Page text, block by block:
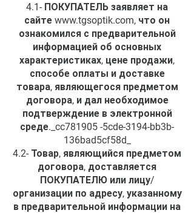
4.1- ПОКУПАТЕЛЬ заявляет на
сайте www.tgsoptik.com, что он
ознакомился с предварительной
информацией об основных
характеристиках, цене продажи,
способе оплаты и доставке
товара, являющегося предметом
договора, и дал необходимое
подтверждение в электронной
среде._cc781905 -5cde-3194-bb3b-
136bad5cf58d_
4.2- Товар, являющийся предметом
договора, доставляется
ПОКУПАТЕЛЮ или лицу/
организации по адресу, указанному
в предварительной информации на